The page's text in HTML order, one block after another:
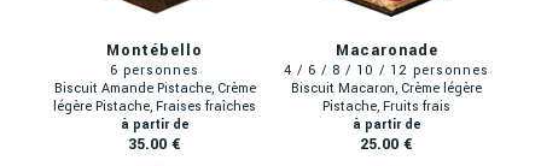
Montébello
Biscuit Amande Pistache, Crème
légère Pistache, Fraises fraîches
35.00 €
Macaronade
Biscuit Macaron, Crème légère
Pistache, Fruits frais
25.00 €